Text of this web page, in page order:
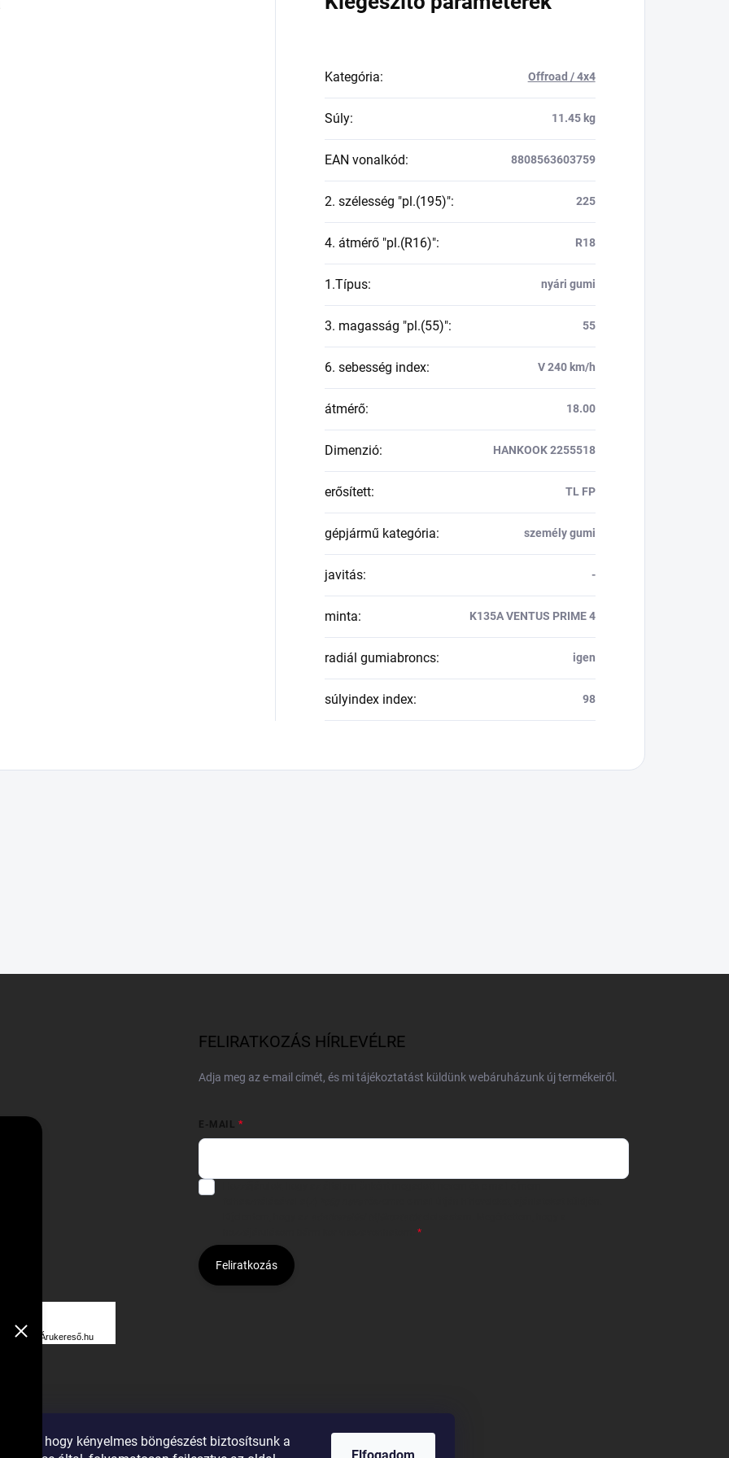
hogy kényelmes böngészést biztosítsunk a
Kategória: Offroad / 4x4
Súly: 11.45 kg
EAN vonalkód: 8808563603759
2. szélesség "pl.(195)": 225
4. átmérő "pl.(R16)": R18
1.Típus: nyári gumi
3. magasság "pl.(55)": 55
6. sebesség index: V 240 km/h
átmérő: 18.00
Dimenzió: HANKOOK 2255518
erősített: TL FP
gépjármű kategória: személy gumi
javitás: -
minta: K135A VENTUS PRIME 4
radiál gumiabroncs: igen
súlyindex index: 98
FELIRATKOZÁS HÍRLEVÉLRE
Adja meg az e-mail címét, és mi tájékoztatást küldünk webáruházunk új termékeiről.
E-MAIL
Feliratkozás
R
Árukereső.hu